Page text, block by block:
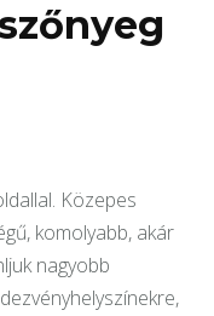
Közepes
komolyabb, akár
nagyobb